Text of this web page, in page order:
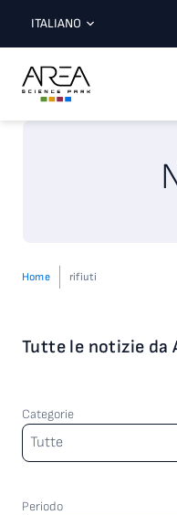
ITALIANO
Home rifiuti
Tutte le notizie da
Categorie
Categorie
Tutte
Periodo